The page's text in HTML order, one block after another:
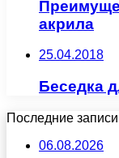
акрила
25.04.2018
Беседка
Последние записи
06.08.2026